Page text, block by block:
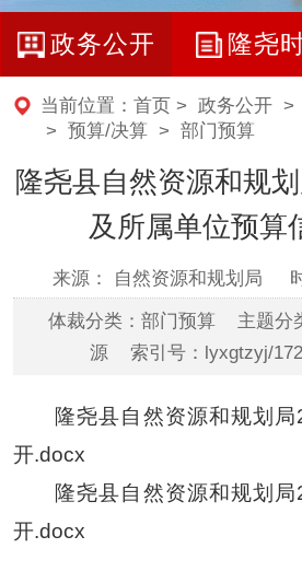
政务公开 隆尧
当前位置： 首页 > 政务公开>
> 预算/决算> 部门预算
隆尧县自然资源和规
及所属单位预算
来源： 自然资源和规划局
体裁分类：部门预算 主题分
源 索引号：lyxgtzyj/
隆尧县自然资源和规划
开.docx
隆尧县自然资源和规划
开.docx